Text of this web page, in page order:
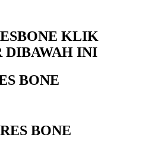
KLIK
DIBAWAH INI
BONE
BONE